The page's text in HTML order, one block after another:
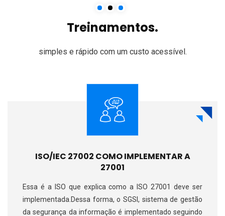
Treinamentos.
simples e rápido com um custo acessível.
ISO/IEC 27002 COMO IMPLEMENTAR A
27001
Essa é a ISO que explica como a ISO 27001 deve ser
implementada.​ Dessa forma, o SGSI, sistema de gestão
da segurança da informação é implementado seguindo